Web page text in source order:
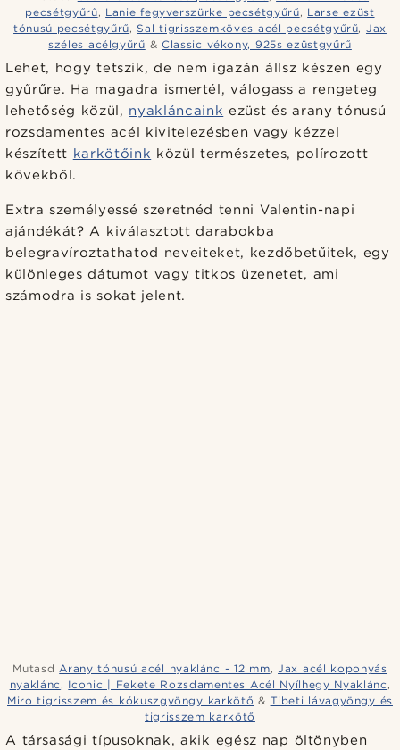
pecsétgyűrű, Lanie fegyverszürke pecsétgyűrű, Larse ezüst
tónusú pecsétgyűrű,Sal tigrisszemköves acél pecsétgyűrű, Jax
széles acélgyűrű &Classic vékony, 925s ezüstgyűrű
Lehet, hogy tetszik, de nem igazán állsz készen egy
gyűrűre. Ha magadra ismertél, válogass a rengeteg
lehetőség közül, nyakláncaink ezüst és arany tónusú
rozsdamentes acél kivitelezésben vagy kézzel
készített karkötőink közül természetes, polírozott
kövekből.
Extra személyessé szeretnéd tenni Valentin-napi
ajándékát? A kiválasztott darabokba
belegravíroztathatod neveiteket, kezdőbetűitek, egy
különleges dátumot vagy titkos üzenetet, ami
számodra is sokat jelent.
Mutasd Arany tónusú acél nyaklánc - 12 mm,Jax acél koponyás
nyaklánc , Iconic | Fekete Rozsdamentes Acél Nyílhegy Nyaklánc ,
Miro tigrisszem és kókuszgyöngy karkötő & Tibeti lávagyöngy és
tigrisszem karkötő
A társasági típusoknak, akik egész nap öltönyben